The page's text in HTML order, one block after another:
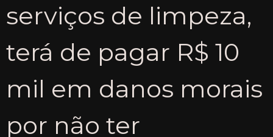
serviços de limpeza,
terá de pagar R$ 10
mil em danos morais
por não ter